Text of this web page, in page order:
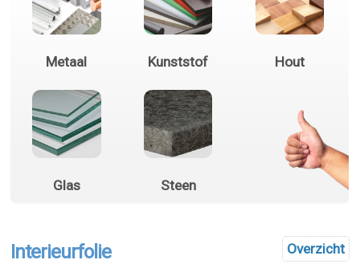
Metaal Kunststof Hout
Glas Steen
Overzicht
Interieurfolie